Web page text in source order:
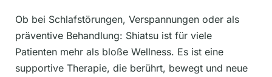
Ob bei Schlafstörungen, Verspannungen oder als
präventive Behandlung: Shiatsu ist für viele
Patienten mehr als bloße Wellness. Es ist eine
supportive Therapie, die berührt, bewegt und neue